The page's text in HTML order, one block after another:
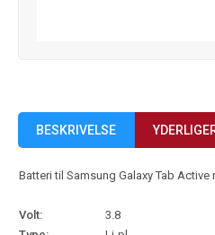
BESKRIVELSE
Batteri til Samsung Galaxy Tab Active
Volt:
3.8